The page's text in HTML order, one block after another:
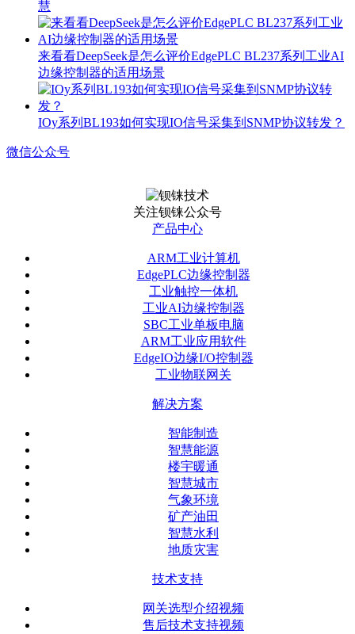
慧
来看看DeepSeek是怎么评价EdgePLC BL237系列工业AI
边缘控制器的适用场景
IOy系列BL193如何实现IO信号采集到SNMP协议转发？
微信公众号
关注钡铼公众号
产品中心
ARM工业计算机
EdgePLC边缘控制器
工业触控一体机
工业AI边缘控制器
SBC工业单板电脑
ARM工业应用软件
EdgeIO边缘I/O控制器
工业物联网关
解决方案
智能制造
智慧能源
楼宇暖通
智慧城市
气象环境
矿产油田
智慧水利
地质灾害
技术支持
网关选型介绍视频
售后技术支持视频